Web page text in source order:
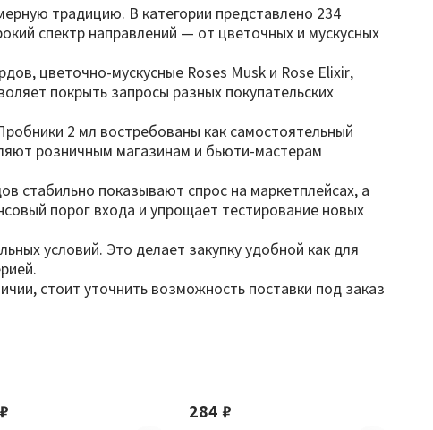
традицию. В категории представлено 234
спектр направлений — от цветочных и мускусных
цветочно-мускусные Roses Musk и Rose Elixir,
покрыть запросы разных покупательских
2 мл востребованы как самостоятельный
розничным магазинам и бьюти-мастерам
стабильно показывают спрос на маркетплейсах, а
порог входа и упрощает тестирование новых
условий. Это делает закупку удобной как для
стоит уточнить возможность поставки под заказ
284 ₽